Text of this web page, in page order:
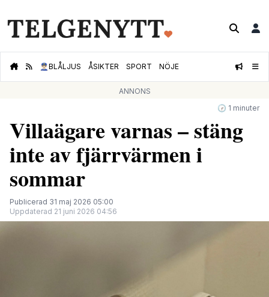
👮🏻‍♂️BLÅLJUS ÅSIKTER SPORT NÖJE
ANNONS
🕝 1 minuter
Villaägare varnas – stäng
inte av fjärrvärmen i
sommar
Publicerad 31 maj 2026 05:00
Uppdaterad 21 juni 2026 04:56